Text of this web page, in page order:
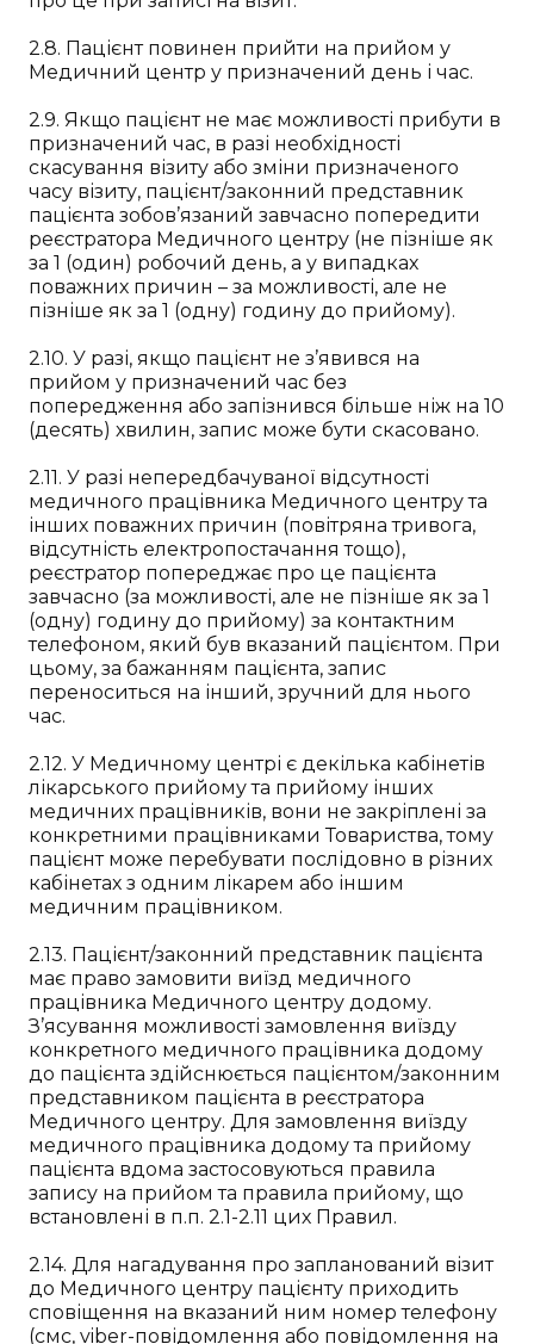
2.8. Пацієнт повинен прийти на прийом у
Медичний центр у призначений день і час.
2.9. Якщо пацієнт не має можливості прибути в
призначений час, в разі необхідності
скасування візиту або зміни призначеного
часу візиту, пацієнт/законний представник
пацієнта зобов’язаний завчасно попередити
реєстратора Медичного центру (не пізніше як
за 1 (один) робочий день, а у випадках
поважних причин – за можливості, але не
пізніше як за 1 (одну) годину до прийому).
2.10. У разі, якщо пацієнт не з’явився на
прийом у призначений час без
попередження або запізнився більше ніж на 10
(десять) хвилин, запис може бути скасовано.
2.11. У разі непередбачуваної відсутності
медичного працівника Медичного центру та
інших поважних причин (повітряна тривога,
відсутність електропостачання тощо),
реєстратор попереджає про це пацієнта
завчасно (за можливості, але не пізніше як за 1
(одну) годину до прийому) за контактним
телефоном, який був вказаний пацієнтом. При
цьому, за бажанням пацієнта, запис
переноситься на інший, зручний для нього
час.
2.12. У Медичному центрі є декілька кабінетів
лікарського прийому та прийому інших
медичних працівників, вони не закріплені за
конкретними працівниками Товариства, тому
пацієнт може перебувати послідовно в різних
кабінетах з одним лікарем або іншим
медичним працівником.
2.13. Пацієнт/законний представник пацієнта
має право замовити виїзд медичного
працівника Медичного центру додому.
З’ясування можливості замовлення виїзду
конкретного медичного працівника додому
до пацієнта здійснюється пацієнтом/законним
представником пацієнта в реєстратора
Медичного центру. Для замовлення виїзду
медичного працівника додому та прийому
пацієнта вдома застосовуються правила
запису на прийом та правила прийому, що
встановлені в п.п. 2.1-2.11 цих Правил.
2.14. Для нагадування про запланований візит
до Медичного центру пацієнту приходить
сповіщення на вказаний ним номер телефону
(смс, viber-повідомлення або повідомлення на